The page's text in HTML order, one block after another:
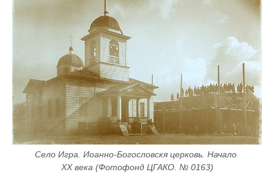
Село Игра. Иоанно-Богословскя церковь. Начало
ХХ века (Фотофонд ЦГАКО. № 0163)